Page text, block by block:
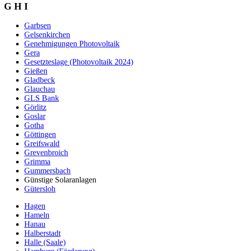
G H I
Garbsen
Gelsenkirchen
Genehmigungen Photovoltaik
Gera
Gesetzteslage (Photovoltaik 2024)
Gießen
Gladbeck
Glauchau
GLS Bank
Görlitz
Goslar
Gotha
Göttingen
Greifswald
Grevenbroich
Grimma
Gummersbach
Günstige Solaranlagen
Gütersloh
Hagen
Hameln
Hanau
Halberstadt
Halle (Saale)